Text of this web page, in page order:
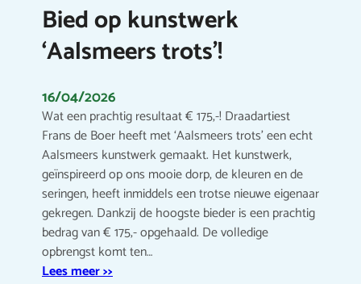
Bied op kunstwerk
‘Aalsmeers trots’!
16/04/2026
Wat een prachtig resultaat € 175,-! Draadartiest
Frans de Boer heeft met ‘Aalsmeers trots’ een echt
Aalsmeers kunstwerk gemaakt. Het kunstwerk,
geïnspireerd op ons mooie dorp, de kleuren en de
seringen, heeft inmiddels een trotse nieuwe eigenaar
gekregen. Dankzij de hoogste bieder is een prachtig
bedrag van € 175,- opgehaald. De volledige
opbrengst komt ten…
Lees meer >>